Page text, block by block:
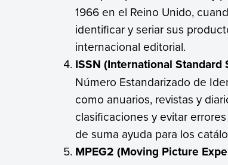
1966 en el Reino Unido,
identificar y seriar sus
internacional editorial.
ISSN (International Standard
Número Estandarizado de
como anuarios, revistas y
clasificaciones y evitar
de suma ayuda para los
MPEG2 (Moving Picture